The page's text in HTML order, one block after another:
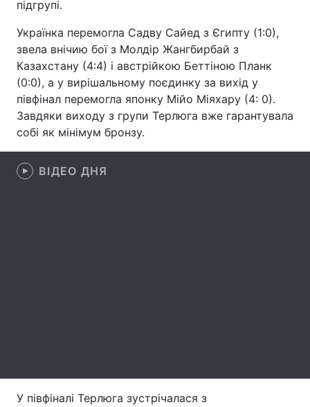
Техно і зв'язок Лайт
Зброя Інциденти
Здоров'я
Цікавинки
Екологія
підгрупі.
Українка перемогла Садву Сайед з Єгипту (1:0),
звела внічию бої з Молдір Жангбирбай з
Казахстану (4:4) і австрійкою Беттіною Планк
(0:0), а у вирішальному поєдинку за вихід у
півфінал перемогла японку Мійо Міяхару (4: 0).
Завдяки виходу з групи Терлюга вже гарантувала
собі як мінімум бронзу.
ВІДЕО ДНЯ
У півфіналі Терлюга зустрічалася з